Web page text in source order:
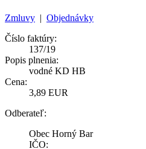
Zmluvy | Objednávky
Číslo faktúry:
137/19
Popis plnenia:
vodné KD HB
Cena:
3,89 EUR
Odberateľ:
Obec Horný Bar
IČO: